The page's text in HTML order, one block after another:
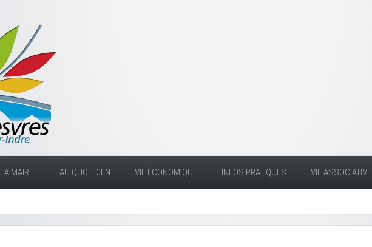
LA MAIRIE AU QUOTIDIEN VIE ÉCONOMIQUE INFOS PRATIQUES VIE ASSOCIATIVE